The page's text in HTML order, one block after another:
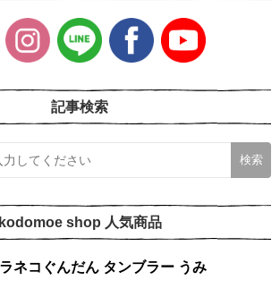
記事検索
kodomoe shop 人気商品
ノラネコぐんだん タンブラー うみ